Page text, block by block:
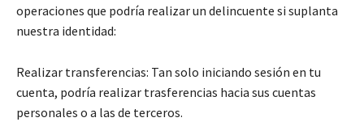
operaciones que podría realizar un delincuente si suplanta
nuestra identidad:
Realizar transferencias: Tan solo iniciando sesión en tu
cuenta, podría realizar trasferencias hacia sus cuentas
personales o a las de terceros.